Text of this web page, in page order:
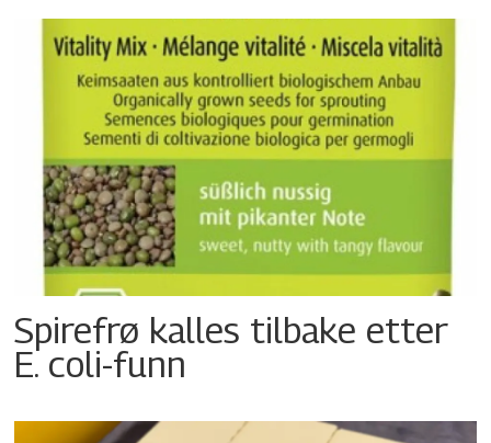
Spirefrø kalles tilbake etter
E. coli-funn